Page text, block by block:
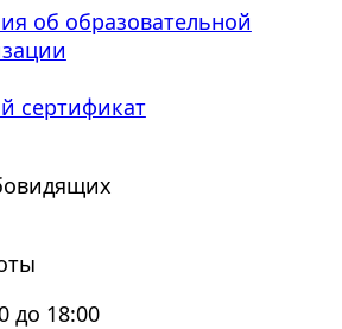
об образовательной
сертификат
до 18:00